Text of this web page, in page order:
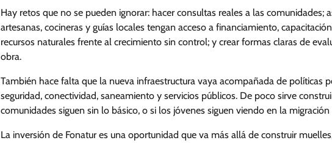
Hay retos que no se pueden ignorar: hacer consultas reales a las comunidades;
artesanas, cocineras y guías locales tengan acceso a financiamiento,
recursos naturales frente al crecimiento sin control; y crear formas claras de
obra.
También hace falta que la nueva infraestructura vaya acompañada de políticas
seguridad, conectividad, saneamiento y servicios públicos. De poco sirve
comunidades siguen sin lo básico, o si los jóvenes siguen viendo en la
La inversión de Fonatur es una oportunidad que va más allá de construir